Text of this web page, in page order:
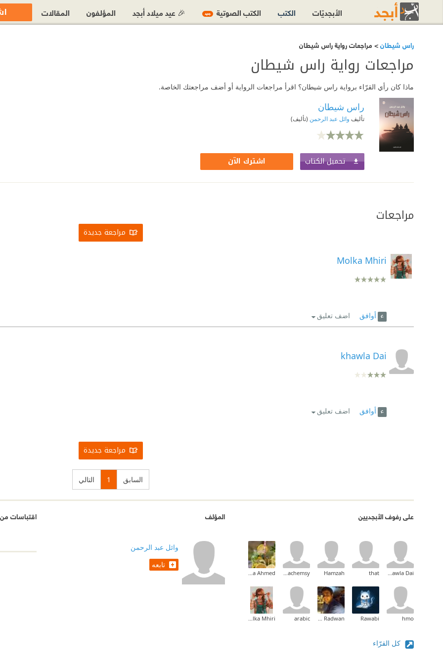
راس شيطان> مراجعات رواية راس شيطان
مراجعات رواية راس شيطان
ماذا كان رأي القرّاء برواية راس شيطان؟ اقرأ مراجعات الرواية أو أضف مراجعتك الخاصة.
راس شيطان
تأليف وائل عبد الرحمن (تأليف)
تحميل الكتاب اشترك الآن
مراجعات
مراجعة جديدة
Molka Mhiri
أوافق اضف تعليق
khawla Dai
أوافق اضف تعليق
مراجعة جديدة
السابق 1 التالي
على رفوف الأبجديين
khawla Dai
that
Hamzah
oussamachemsy
Aya Ahmed
hmo
Rawabi
Hussein Radwan
arabic
Molka Mhiri
كل القرّاء
المؤلف
وائل عبد الرحمن
تابعه
اقتباسات
الأبجديّات الكتب الكتب الصوتية جديد 🎉 عيد ميلاد أبجد المؤلفون المقالات